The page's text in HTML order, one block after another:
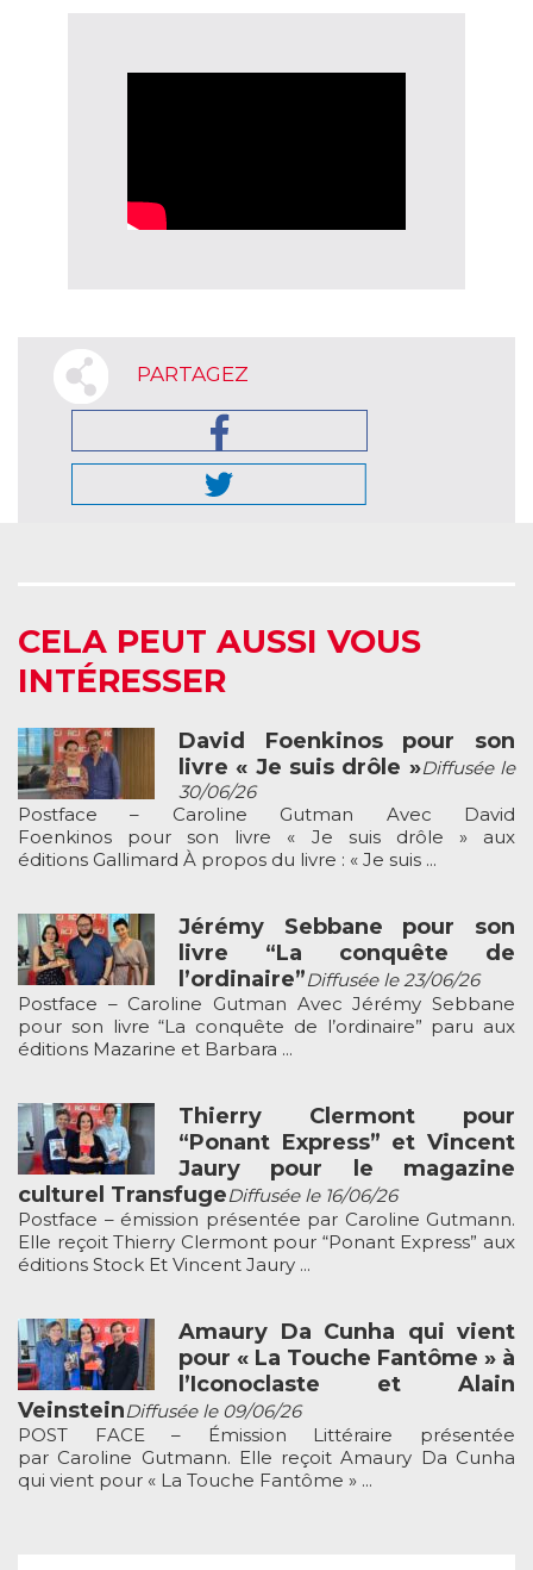
PARTAGEZ
CELA PEUT AUSSI VOUS
INTÉRESSER
David Foenkinos pour son
livre « Je suis drôle »Diffusée le
30/06/26
Postface – Caroline Gutman Avec David
Foenkinos pour son livre « Je suis drôle » aux
éditions Gallimard À propos du livre : « Je suis ...
Jérémy Sebbane pour son
livre “La conquête de
l’ordinaire”Diffusée le 23/06/26
Postface – Caroline Gutman Avec Jérémy Sebbane
pour son livre “La conquête de l’ordinaire” paru aux
éditions Mazarine et Barbara ...
Thierry Clermont pour
“Ponant Express” et Vincent
Jaury pour le magazine
culturel TransfugeDiffusée le 16/06/26
Postface – émission présentée par Caroline Gutmann.
Elle reçoit Thierry Clermont pour “Ponant Express” aux
éditions Stock Et Vincent Jaury ...
Amaury Da Cunha qui vient
pour « La Touche Fantôme » à
l’Iconoclaste et Alain
VeinsteinDiffusée le 09/06/26
POST FACE – Émission Littéraire présentée
par Caroline Gutmann. Elle reçoit Amaury Da Cunha
qui vient pour « La Touche Fantôme » ...